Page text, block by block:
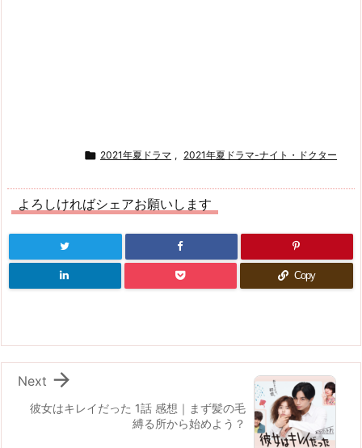
 2021年夏ドラマ , 2021年夏ドラマ-ナイト・ドクター
よろしければシェアお願いします
Copy
彼女はキレイだった 1話 感想｜まず髪の毛
縛る所から始めよう？

Next